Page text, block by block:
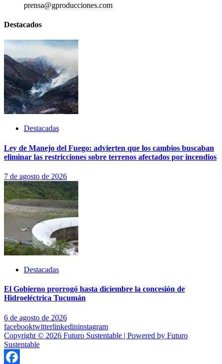
prensa@gproducciones.com
Destacados
Destacadas
Ley de Manejo del Fuego: advierten que los cambios buscaban
eliminar las restricciones sobre terrenos afectados por incendios
7 de agosto de 2026
Destacadas
El Gobierno prorrogó hasta diciembre la concesión de
Hidroeléctrica Tucumán
6 de agosto de 2026
facebooktwitterlinkedininstagram
Copyright © 2026 Futuro Sustentable | Powered by Futuro
Sustentable